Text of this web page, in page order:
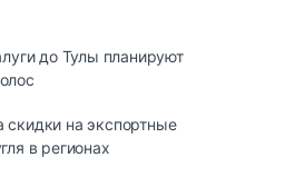
до Тулы планируют
на экспортные
в регионах